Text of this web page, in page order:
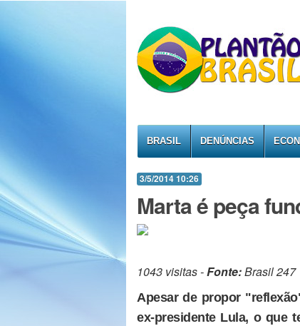
BRASIL DENÚNCIAS
3/5/2014 10:26
Marta é peça
1043 visitas -Fonte:Brasil 247
Apesar de propor
ex-presidente Lula, o que